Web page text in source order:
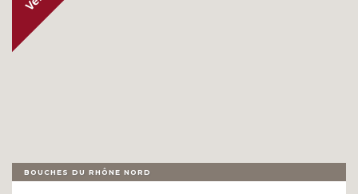
BOUCHES DU RHÔNE NORD